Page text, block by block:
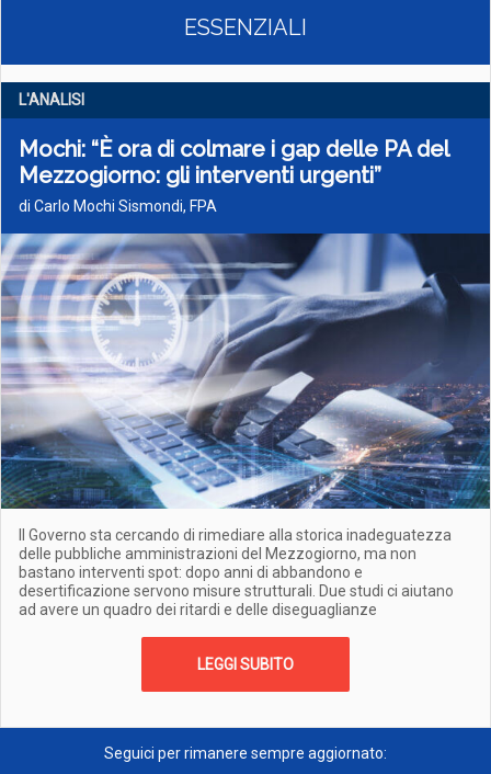
ESSENZIALI
L'ANALISI
Mochi: “È ora di colmare i gap delle PA del
Mezzogiorno: gli interventi urgenti”
di Carlo Mochi Sismondi, FPA
Il Governo sta cercando di rimediare alla storica inadeguatezza
delle pubbliche amministrazioni del Mezzogiorno, ma non
bastano interventi spot: dopo anni di abbandono e
desertificazione servono misure strutturali. Due studi ci aiutano
ad avere un quadro dei ritardi e delle diseguaglianze
LEGGI SUBITO
Seguici per rimanere sempre aggiornato: